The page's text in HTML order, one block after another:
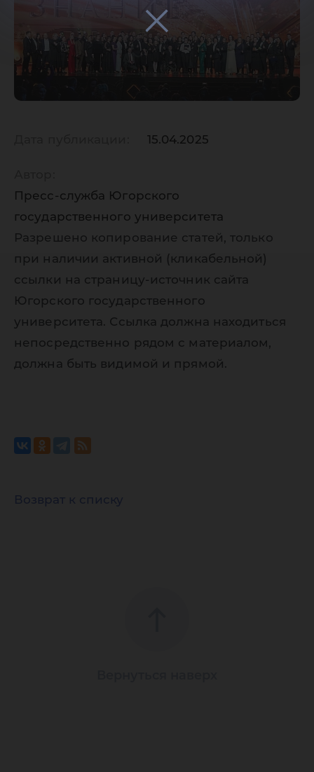
15.04.2025
Пресс-служба Югорского
государственного университета
Разрешено копирование статей, только
при наличии активной (кликабельной)
ссылки на страницу-источник сайта
Югорского государственного
университета. Ссылка должна находиться
непосредственно рядом с материалом,
должна быть видимой и прямой.
Возврат к списку